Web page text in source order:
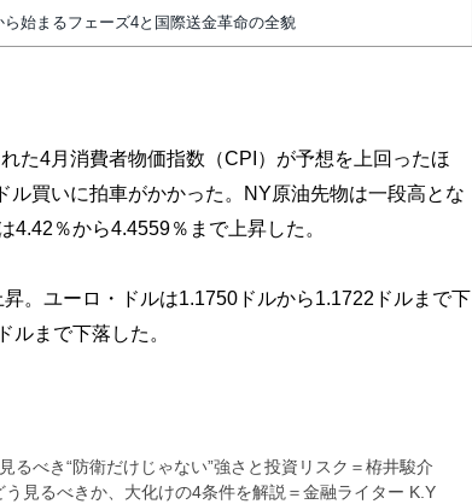
始まるフェーズ4と国際送金革命の全貌
た4月消費者物価指数（CPI）が予想を上回ったほ
買いに拍車がかかった。NY原油先物は一段高とな
4.42％から4.4559％まで上昇した。
。ユーロ・ドルは1.1750ドルから1.1722ドルまで下
ルまで下落した。
るべき“防衛だけじゃない”強さと投資リスク＝栫井駿介
見るべきか、大化けの4条件を解説＝金融ライター K.Y